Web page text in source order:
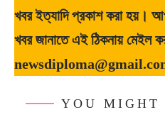
খবর ইত্যাদি প্রকাশ করা হয়।
খবর জানাতে এই ঠিকনায় মেইল
YOU MIGHT